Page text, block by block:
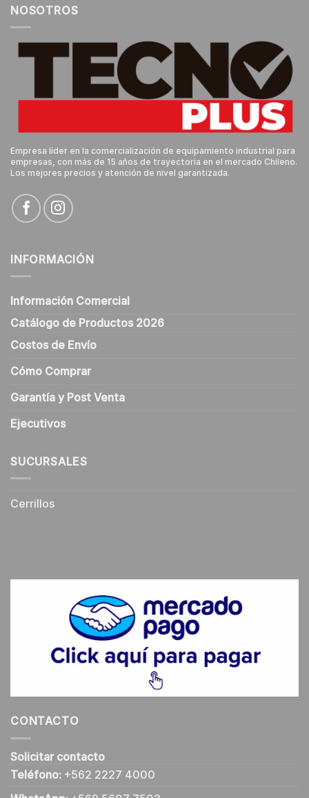
NOSOTROS
Empresa líder en la comercialización de equipamiento industrial para
empresas, con más de 15 años de trayectoria en el mercado Chileno.
Los mejores precios y atención de nivel garantizada.
INFORMACIÓN
Información Comercial
Catálogo de Productos 2026
Costos de Envío
Cómo Comprar
Garantía y Post Venta
Ejecutivos
SUCURSALES
Cerrillos
CONTACTO
Solicitar contacto
Teléfono: +562 2227 4000